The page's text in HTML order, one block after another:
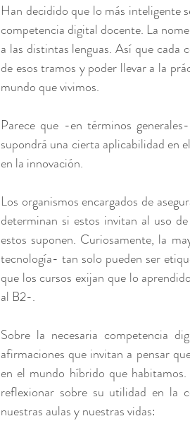
Han decidido que lo más inteligente
competencia digital docente. La
a las distintas lenguas. Así que cada
de esos tramos y poder llevar a la
mundo que vivimos.
Parece que -en términos
supondrá una cierta aplicabilidad en
en la innovación.
Los organismos encargados de
determinan si estos invitan al uso
estos suponen. Curiosamente, la
tecnología- tan solo pueden ser
que los cursos exijan que lo
al B2-.
Sobre la necesaria competencia
afirmaciones que invitan a pensar
en el mundo híbrido que
reflexionar sobre su utilidad en la
nuestras aulas y nuestras vidas: